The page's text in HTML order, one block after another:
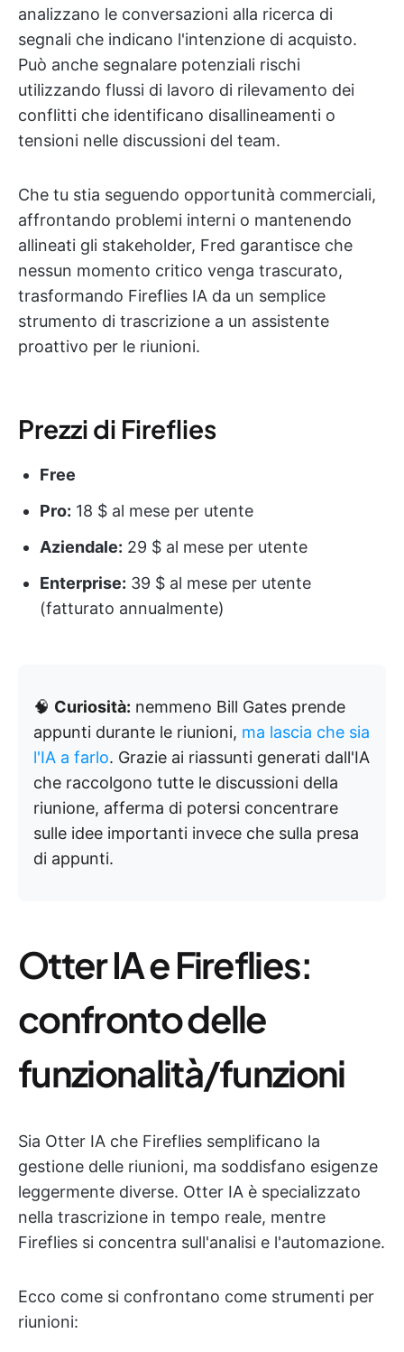
analizzano le conversazioni alla ricerca di
segnali che indicano l'intenzione di acquisto.
Può anche segnalare potenziali rischi
utilizzando flussi di lavoro di rilevamento dei
conflitti che identificano disallineamenti o
tensioni nelle discussioni del team.
Che tu stia seguendo opportunità commerciali,
affrontando problemi interni o mantenendo
allineati gli stakeholder, Fred garantisce che
nessun momento critico venga trascurato,
trasformando Fireflies IA da un semplice
strumento di trascrizione a un assistente
proattivo per le riunioni.
Prezzi di Fireflies
Free
Pro: 18 $ al mese per utente
Aziendale: 29 $ al mese per utente
Enterprise: 39 $ al mese per utente
(fatturato annualmente)
🧠 Curiosità: nemmeno Bill Gates prende
appunti durante le riunioni, ma lascia che sia
l'IA a farlo. Grazie ai riassunti generati dall'IA
che raccolgono tutte le discussioni della
riunione, afferma di potersi concentrare
sulle idee importanti invece che sulla presa
di appunti.
Otter IA e Fireflies:
confronto delle
funzionalità/funzioni
Sia Otter IA che Fireflies semplificano la
gestione delle riunioni, ma soddisfano esigenze
leggermente diverse. Otter IA è specializzato
nella trascrizione in tempo reale, mentre
Fireflies si concentra sull'analisi e l'automazione.
Ecco come si confrontano come strumenti per
riunioni: